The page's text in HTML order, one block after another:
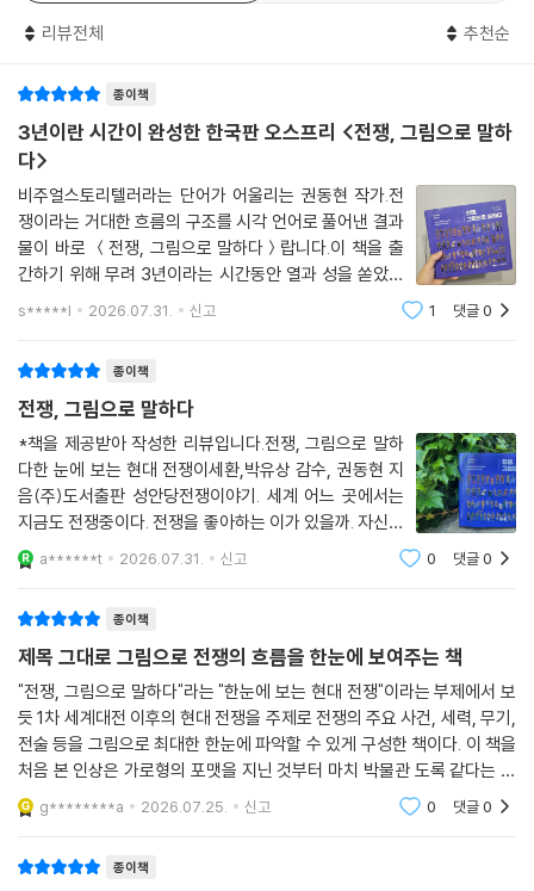
리뷰전체 추천순
종이책
3년이란 시간이 완성한 한국판 오스프리 <전쟁, 그림으로 말하
다>
비주얼스토리텔러라는 단어가 어울리는 권동현 작가.전
쟁이라는 거대한 흐름의 구조를 시각 언어로 풀어낸 결과
물이 바로 ＜전쟁, 그림으로 말하다＞랍니다.이 책을 출
간하기 위해 무려 3년이라는 시간동안 열과 성을 쏟았다
고 하셨는데, 책 안을 들여다보면 '진짜 그 시간이 걸릴만
s*****l 2026.07.31. 신고 1 댓글0
종이책
전쟁, 그림으로 말하다
*책을 제공받아 작성한 리뷰입니다.전쟁, 그림으로 말하
다한 눈에 보는 현대 전쟁이세환,박유상 감수, 권동현 지
음(주)도서출판 성안당전쟁이야기. 세계 어느 곳에서는
지금도 전쟁중이다. 전쟁을 좋아하는 이가 있을까. 자신의
이익을 위한 수단으로 여기는 일부를 제외하고는 대다수
가 전쟁을 끝내고 평화가 오는 것을 기대할 것이다. 이 책
a******t 2026.07.31. 신고 0 댓글0
종이책
제목 그대로 그림으로 전쟁의 흐름을 한눈에 보여주는 책
"전쟁, 그림으로 말하다"라는 "한눈에 보는 현대 전쟁"이라는 부제에서 보
듯 1차 세계대전 이후의 현대 전쟁을 주제로 전쟁의 주요 사건, 세력, 무기,
전술 등을 그림으로 최대한 한눈에 파악할 수 있게 구성한 책이다. 이 책을
처음 본 인상은 가로형의 포맷을 지닌 것부터 마치 박물관 도록 같다는 느
낌이었는데, 실제 읽으면서 받은 느낌도 도록이랑 비슷한 것 같다는 생각
이었다.이
g********a 2026.07.25. 신고 0 댓글0
종이책